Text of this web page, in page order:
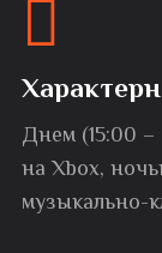
Днем (15:00 –
на Xbox,
музыкально-